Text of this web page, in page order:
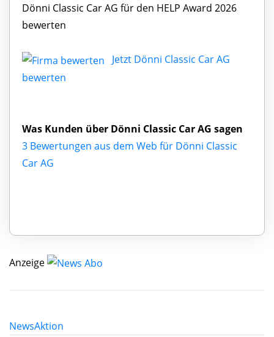
Dönni Classic Car AG für den HELP Award 2026
bewerten
Jetzt Dönni Classic Car AG
bewerten
Was Kunden über Dönni Classic Car AG sagen
3 Bewertungen aus dem Web für Dönni Classic
Car AG
Anzeige
NewsAktion